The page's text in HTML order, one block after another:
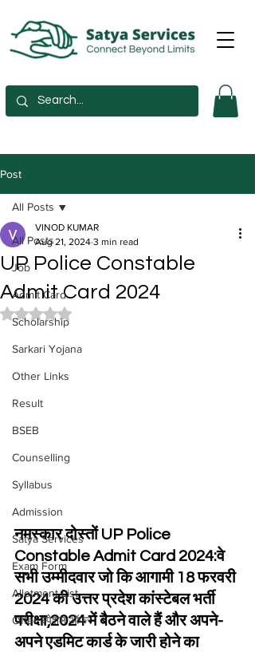
Post
All Posts
Job
Admit Card
Scholarship
Sarkari Yojana
Other Links
Result
BSEB
Counselling
Syllabus
Admission
Satya Services
Exam Form
Allotment List
Offer स्पेशल ऑफर
All Posts
UP Police Constable
Admit Card 2024
VINOD KUMAR
Aug 21, 2024 3 min read
Rated NaN out of 5 stars.
नमस्कार दोस्तों UP Police
Constable Admit Card 2024:वे
सभी उम्मीदवार जो कि आगामी 18 फरवरी
2024 की उत्तर प्रदेश कांस्टेबल भर्ती
परीक्षा,2024 में बैठने वाले हैं और अपने-
अपने एडमिट कार्ड के जारी होने का